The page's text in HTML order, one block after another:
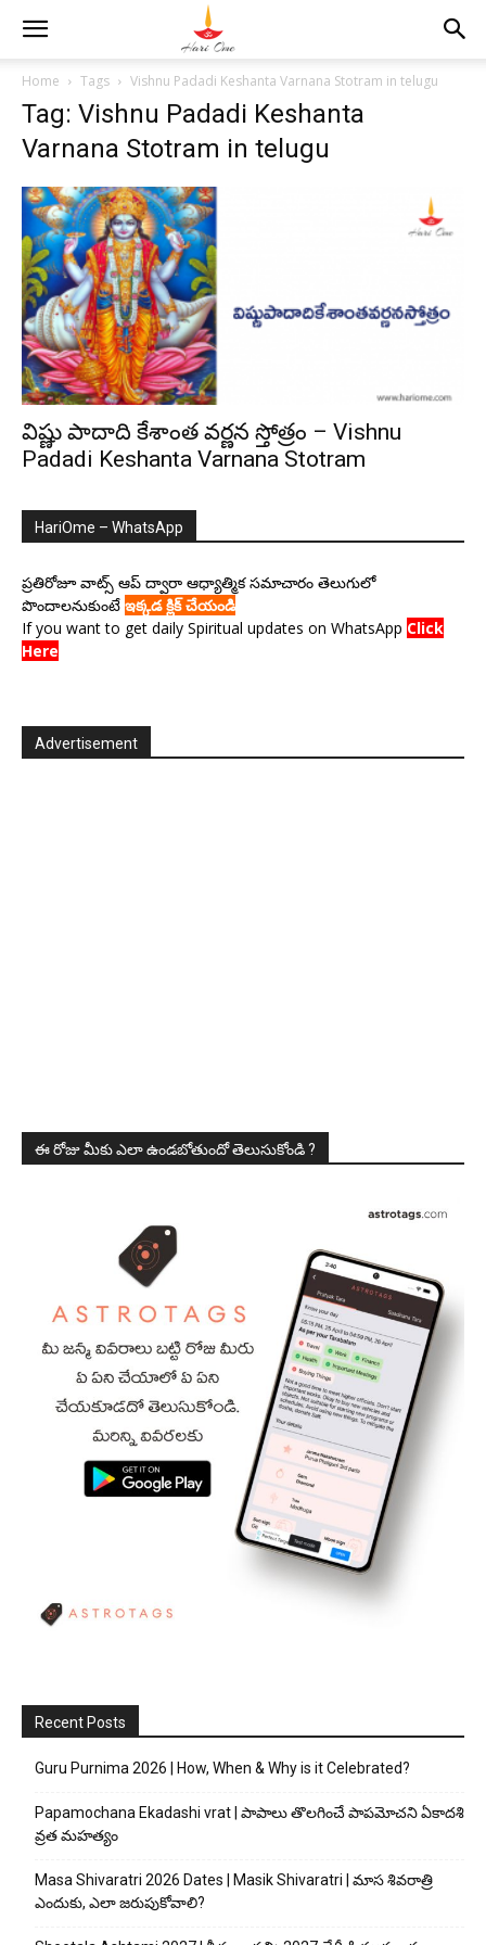
Home Tags Vishnu Padadi Keshanta Varnana Stotram in telugu
Tag: Vishnu Padadi Keshanta
Varnana Stotram in telugu
విష్ణు పాదాది కేశాంత వర్ణన స్తోత్రం – Vishnu
Padadi Keshanta Varnana Stotram
HariOme – WhatsApp
ప్రతిరోజూ వాట్స్ ఆప్ ద్వారా ఆధ్యాత్మిక సమాచారం తెలుగులో
పొందాలనుకుంటే ఇక్కడ క్లిక్ చేయండి
If you want to get daily Spiritual updates on WhatsApp Click
Here
Advertisement
ఈ రోజు మీకు ఎలా ఉండబోతుందో తెలుసుకోండి ?
Recent Posts
Guru Purnima 2026 | How, When & Why is it Celebrated?
Papamochana Ekadashi vrat | పాపాలు తొలగించే పాపమోచని ఏకాదశి
వ్రత మహత్యం
Masa Shivaratri 2026 Dates | Masik Shivaratri | మాస శివరాత్రి
ఎందుకు, ఎలా జరుపుకోవాలి?